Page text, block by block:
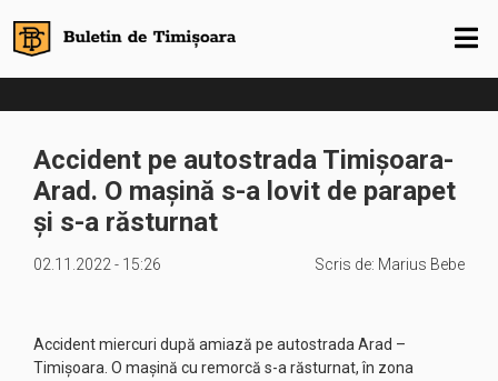
Accident pe autostrada Timișoara-
Arad. O mașină s-a lovit de parapet
și s-a răsturnat
02.11.2022 - 15:26 Scris de: Marius Bebe
Accident miercuri după amiază pe autostrada Arad –
Timișoara. O mașină cu remorcă s-a răsturnat, în zona